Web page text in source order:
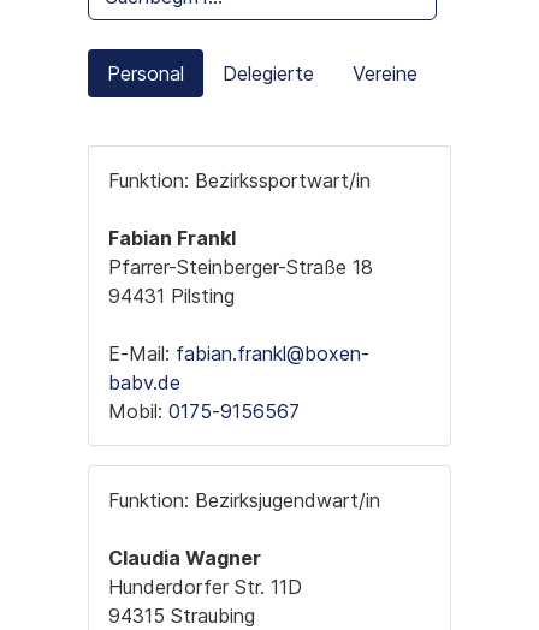
Personal Delegierte Vereine
Funktion: Bezirkssportwart/in
Fabian Frankl
Pfarrer-Steinberger-Straße 18
94431 Pilsting
E-Mail: fabian.frankl@boxen-
babv.de
Mobil: 0175-9156567
Funktion: Bezirksjugendwart/in
Claudia Wagner
Hunderdorfer Str. 11D
94315 Straubing